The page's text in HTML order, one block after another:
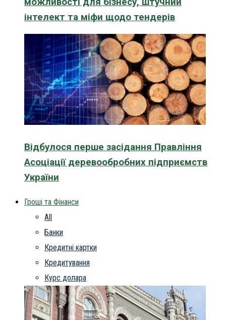
інтелект та міфи щодо тендерів
Відбулося перше засідання Правління
Асоціації деревообробних підприємств
України
Гроші та Фінанси
All
Банки
Кредитні картки
Кредитування
Курс долара